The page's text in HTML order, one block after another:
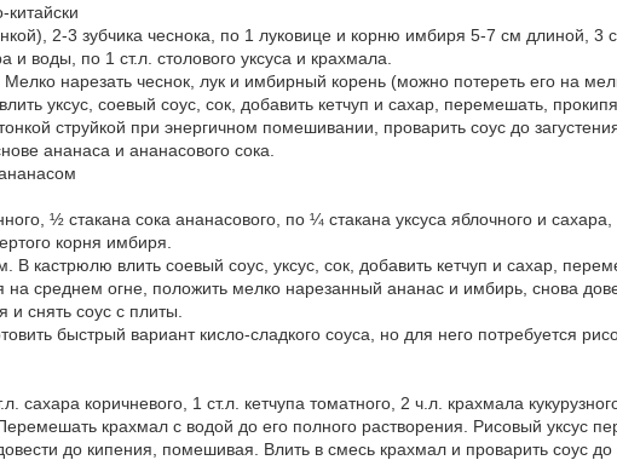
китайски
2-3 зубчика чеснока, по 1 луковице и корню имбиря 5-7 см длиной, 3
и воды, по 1 ст.л. столового уксуса и крахмала.
Мелко нарезать чеснок, лук и имбирный корень (можно потереть его на
уксус, соевый соус, сок, добавить кетчуп и сахар, перемешать,
струйкой при энергичном помешивании, проварить соус до
ананаса и ананасового сока.
½ стакана сока ананасового, по ¼ стакана уксуса яблочного и сахара,
корня имбиря.
В кастрюлю влить соевый соус, уксус, сок, добавить кетчуп и сахар,
среднем огне, положить мелко нарезанный ананас и имбирь, снова
и снять соус с плиты.
быстрый вариант кисло-сладкого соуса, но для него потребуется
сахара коричневого, 1 ст.л. кетчупа томатного, 2 ч.л. крахмала
крахмал с водой до его полного растворения. Рисовый уксус
до кипения, помешивая. Влить в смесь крахмал и проварить соус до